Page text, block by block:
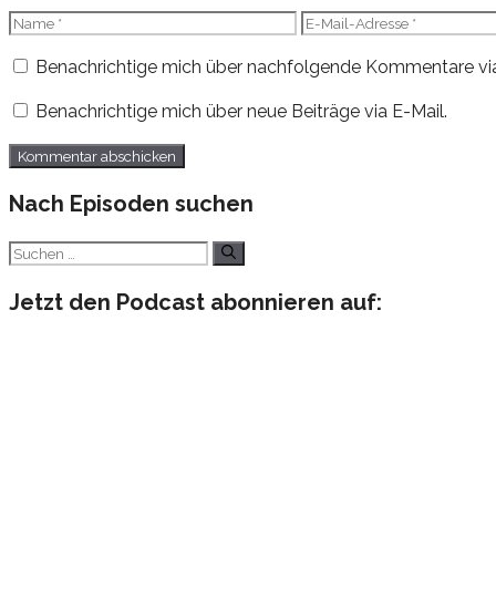
Name
E-
Adresse
Benachrichtige mich über nachfolgende Kommentare
Benachrichtige mich über neue Beiträge via E-Mail.
Nach Episoden suchen
Suchen
Jetzt den Podcast abonnieren auf: